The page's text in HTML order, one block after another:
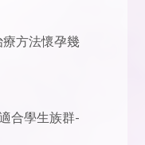
方法懷孕幾
合學生族群-